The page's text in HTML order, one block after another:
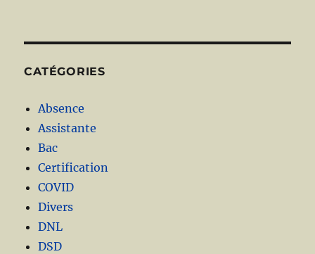
CATÉGORIES
Absence
Assistante
Bac
Certification
COVID
Divers
DNL
DSD